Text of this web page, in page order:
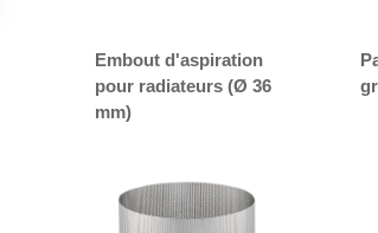
Embout d'aspiration
pour radiateurs (Ø 36
mm)